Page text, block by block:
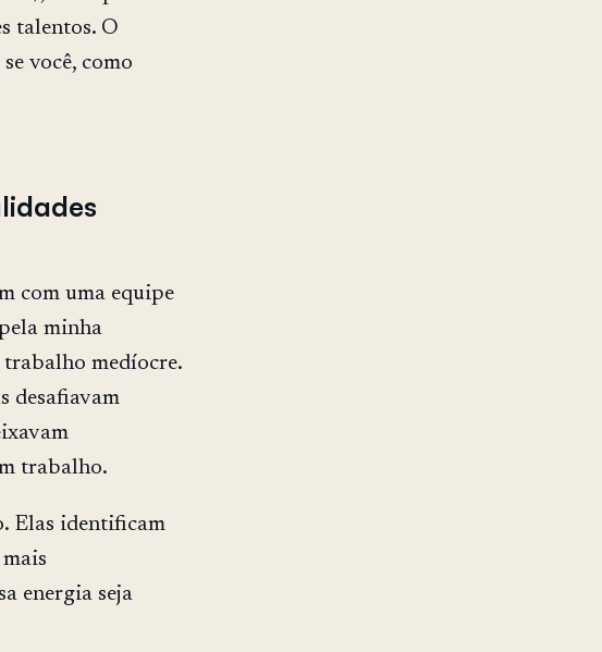
talentos. O
você, como
com uma equipe
minha
trabalho medíocre.
desafiavam
trabalho.
Elas identificam
energia seja